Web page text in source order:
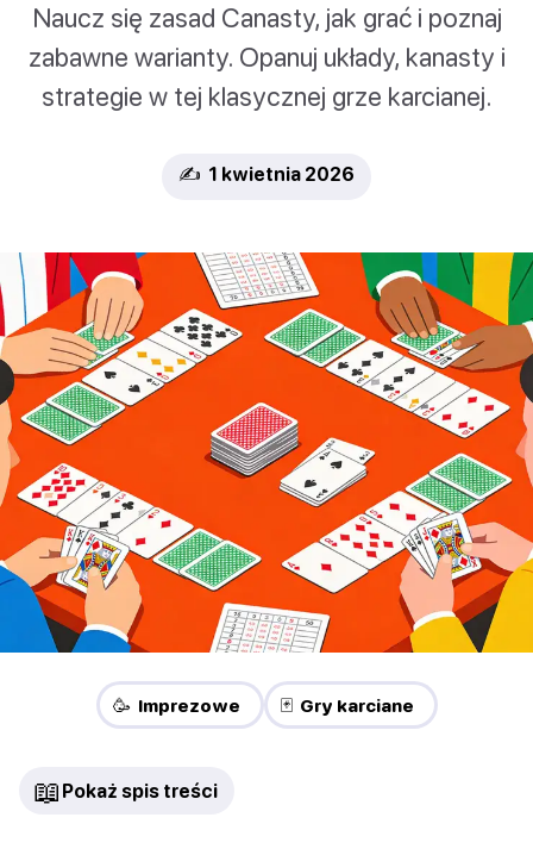
Naucz się zasad Canasty, jak grać i poznaj
zabawne warianty. Opanuj układy, kanasty i
strategie w tej klasycznej grze karcianej.
✍️ 1 kwietnia 2026
🥳 Imprezowe 🃏 Gry karciane
📖 Pokaż spis treści